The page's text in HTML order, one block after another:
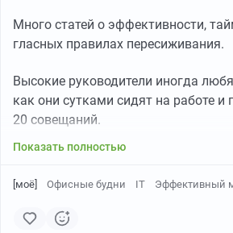
Много статей о эффективности,
гласных правилах пересиживания.
Высокие руководители иногда
как они сутками сидят на работе и
20 совещаний.
Показать полностью
[моё] Офисные будни IT Эффективный